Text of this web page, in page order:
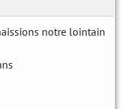
notre lointain